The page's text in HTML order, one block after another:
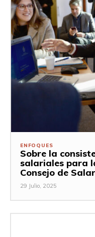
ENFOQUES
Sobre la
salariales para
Consejo de
29 Julio, 2025